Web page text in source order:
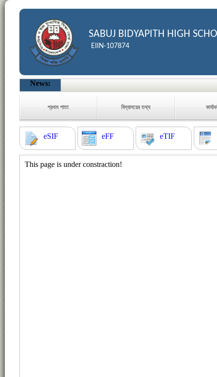
SABUJ BIDYAPITH HIGH
EIIN-107874
News:
প্রথম পাতা বিদ্যালয়ের তথ্য
eSIF eFF eTIF
This page is under constraction!